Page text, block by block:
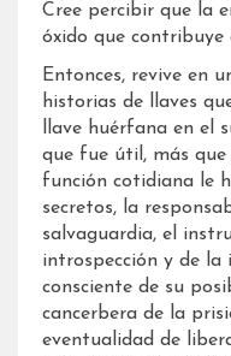
Cree percibir que la
óxido que contribuye
Entonces, revive en
historias de llaves
llave huérfana en el
que fue útil, más que
función cotidiana le
secretos, la
salvaguardia, el
introspección y de la
consciente de su
cancerbera de la
eventualidad de